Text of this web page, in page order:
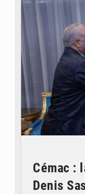
Cémac :
Denis